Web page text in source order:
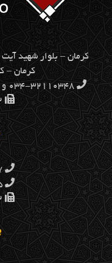
كرمان – بلوار شهيد
كرمان –
۰۳۴-۳۲۱۱۰۳۴۸ و ۰۳۴-۳۲۱۱۷۷۴۶ ۰۳۴-۳۲۱۱۷۷۴۷
۰۳۴-۳۲۱۱۷۷۳۲
۰۳۴-۳۲۱۱۰۲۰۷
۰۳۴-۳۲۱۱۷۹۰۵
۰۳۴-۳۲۱۱۷۷۳۲